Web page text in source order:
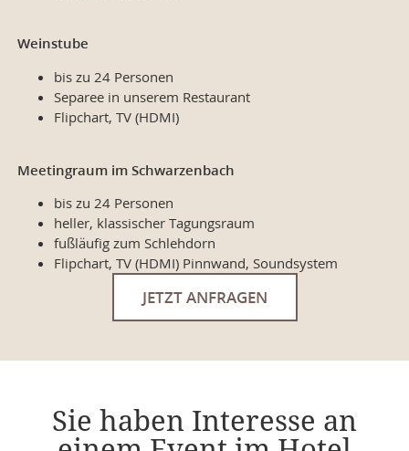
Weinstube
bis zu 24 Personen
Separee in unserem Restaurant
Flipchart, TV (HDMI)
Meetingraum im Schwarzenbach
bis zu 24 Personen
heller, klassischer Tagungsraum
fußläufig zum Schlehdorn
Flipchart, TV (HDMI) Pinnwand, Soundsystem
JETZT ANFRAGEN
Sie haben Interesse an